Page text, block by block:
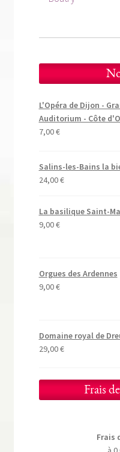
L'Opéra de Dijon -
Auditorium - Côte
7,00€
Salins-les-Bains la
24,00€
La basilique Saint-
9,00€
Orgues des Ardennes
9,00€
Domaine royal de
29,00€
Frais
Frais